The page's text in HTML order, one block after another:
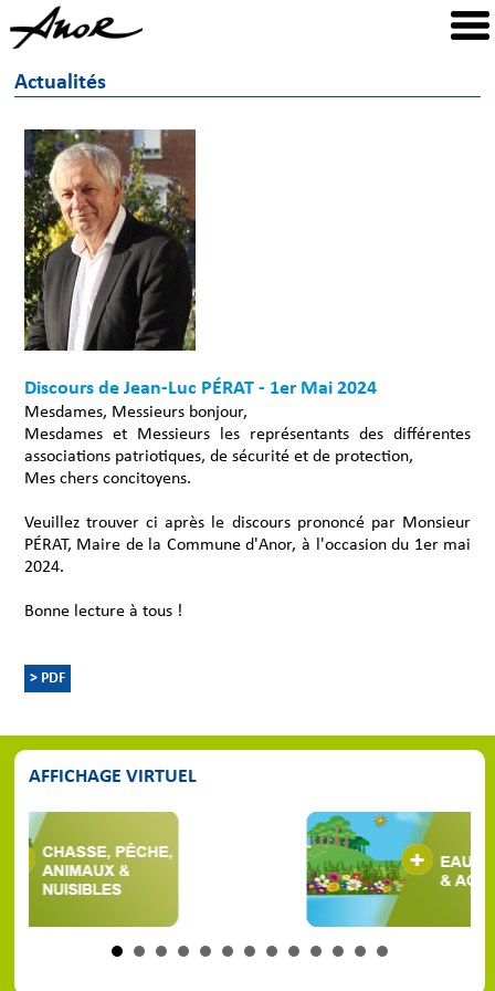
Actualités
Discours de Jean-Luc PÉRAT - 1er Mai 2024
Mesdames, Messieurs bonjour,
Mesdames et Messieurs les représentants des différentes
associations patriotiques, de sécurité et de protection,
Mes chers concitoyens.
Veuillez trouver ci après le discours prononcé par Monsieur
PÉRAT, Maire de la Commune d'Anor, à l'occasion du 1er mai
2024.
Bonne lecture à tous !
> PDF
AFFICHAGE VIRTUEL